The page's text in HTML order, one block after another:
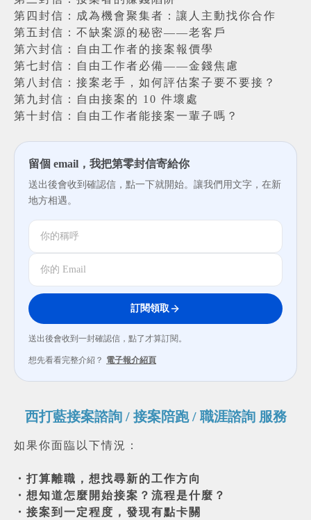
第四封信：成為機會聚集者：讓人主動找你合作
第五封信：不缺案源的秘密——老客戶
第六封信：自由工作者的接案報價學
第七封信：自由工作者必備——金錢焦慮
第八封信：接案老手，如何評估案子要不要接？
第九封信：自由接案的 10 件壞處
第十封信：自由工作者能接案一輩子嗎？
留個 email，我把第零封信寄給你
送出後會收到確認信，點一下就開始。讓我們用文字，在新
地方相遇。
訂閱領取
送出後會收到一封確認信，點了才算訂閱。
想先看看完整介紹？ 電子報介紹頁
西打藍接案諮詢 / 接案陪跑 / 職涯諮詢 服務
如果你面臨以下情況：
・打算離職，想找尋新的工作方向
・想知道怎麼開始接案？流程是什麼？
・接案到一定程度，發現有點卡關